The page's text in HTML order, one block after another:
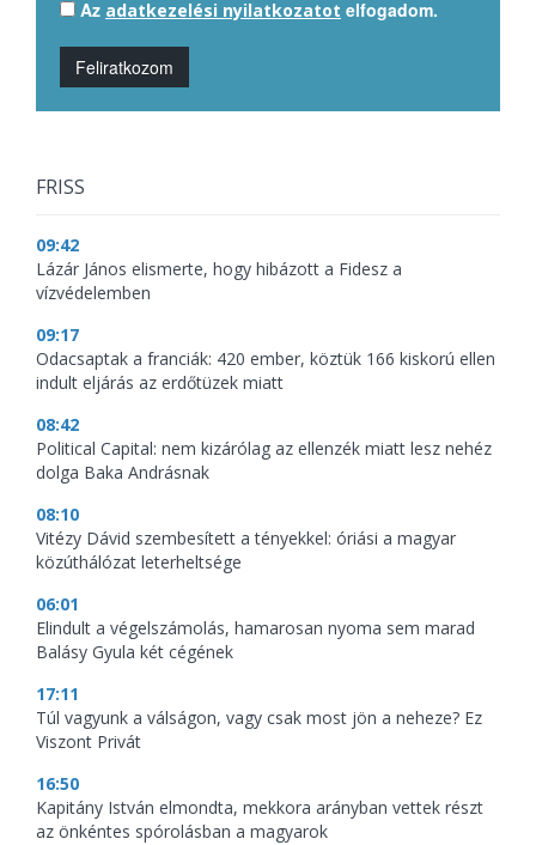
Az adatkezelési nyilatkozatot elfogadom.
Feliratkozom
FRISS
09:42
Lázár János elismerte, hogy hibázott a Fidesz a
vízvédelemben
09:17
Odacsaptak a franciák: 420 ember, köztük 166 kiskorú ellen
indult eljárás az erdőtüzek miatt
08:42
Political Capital: nem kizárólag az ellenzék miatt lesz nehéz
dolga Baka Andrásnak
08:10
Vitézy Dávid szembesített a tényekkel: óriási a magyar
közúthálózat leterheltsége
06:01
Elindult a végelszámolás, hamarosan nyoma sem marad
Balásy Gyula két cégének
17:11
Túl vagyunk a válságon, vagy csak most jön a neheze? Ez
Viszont Privát
16:50
Kapitány István elmondta, mekkora arányban vettek részt
az önkéntes spórolásban a magyarok